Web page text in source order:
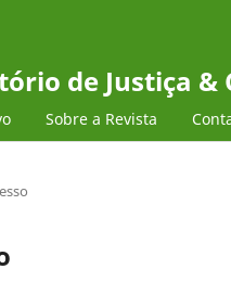
de Justiça
Sobre a Revista